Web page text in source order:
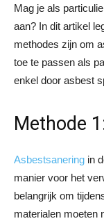
Mag je als
aan? In dit artikel
methodes zijn om
toe te passen als
enkel door asbest
Methode
Asbestsanering in
manier voor het
belangrijk om
materialen moeten